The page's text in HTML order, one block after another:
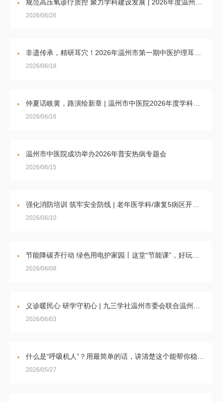
2026/06/26
2026/06/18
2026/06/16
温州市中医院成功举办2026年普安热病专题会
2026/06/15
2026/06/10
2026/06/08
2026/06/03
2026/05/27